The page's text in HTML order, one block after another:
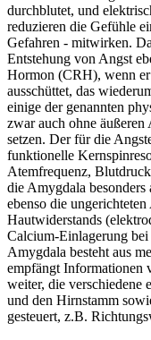
durchblutet, und
reduzieren die Gefühle
Gefahren - mitwirken.
Entstehung von Angst
Hormon (CRH), wenn
ausschüttet, das
einige der genannten
zwar auch ohne
setzen. Der für die
funktionelle
Atemfrequenz,
die Amygdala
ebenso die
Hautwiderstands
Calcium-Einlagerung
Amygdala besteht aus
empfängt Informationen
weiter, die verschiedene
und den Hirnstamm
gesteuert, z.B.